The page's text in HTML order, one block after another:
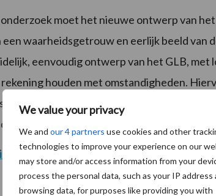
We value your privacy
We and our 4 partners use cookies and other
technologies to improve your experience on our
may store and/or access information from your
process the personal data, such as your IP address
browsing data, for purposes like providing you with
moet het nieuwe ontwerp van het
waarheidsgetrouw en eerlijk beeld van
eenvoudig ontwerp van het GLB, met
houden met omstandigheden.
worden, zodat de praktijk duidelijk
als de belangrijke stakeholders die